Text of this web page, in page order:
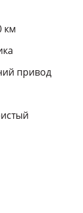
км
привод